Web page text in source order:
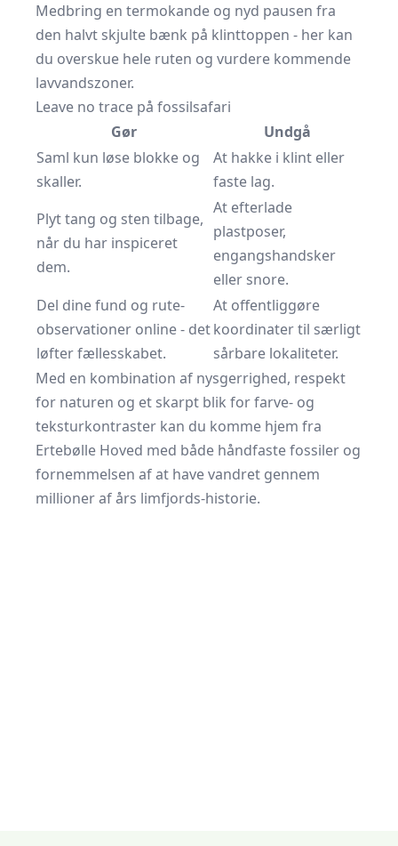
Medbring en termokande og nyd pausen fra
den halvt skjulte bænk på klinttoppen - her kan
du overskue hele ruten og vurdere kommende
lavvandszoner.
Leave no trace på fossilsafari
Gør
Undgå
Saml kun løse blokke og
skaller.
At hakke i klint eller
faste lag.
Plyt tang og sten tilbage,
når du har inspiceret
dem.
At efterlade
plastposer,
engangshandsker
eller snore.
Del dine fund og rute-
observationer online - det
løfter fællesskabet.
At offentliggøre
koordinater til særligt
sårbare lokaliteter.
Med en kombination af nysgerrighed, respekt
for naturen og et skarpt blik for farve- og
teksturkontraster kan du komme hjem fra
Ertebølle Hoved med både håndfaste fossiler og
fornemmelsen af at have vandret gennem
millioner af års limfjords-historie.